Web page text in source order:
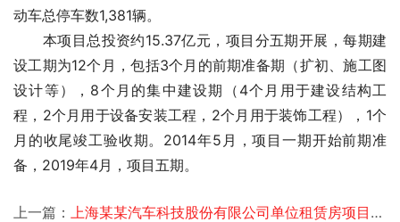
动车总停车数1,381辆。
本项目总投资约15.37亿元，项目分五期开展，每期建
设工期为12个月，包括3个月的前期准备期（扩初、施工图
设计等），8个月的集中建设期（4个月用于建设结构工
程，2个月用于设备安装工程，2个月用于装饰工程），1个
月的收尾竣工验收期。2014年5月，项目一期开始前期准
备，2019年4月，项目五期。
上一篇： 上海某某汽车科技股份有限公司单位租赁房项目申请报告